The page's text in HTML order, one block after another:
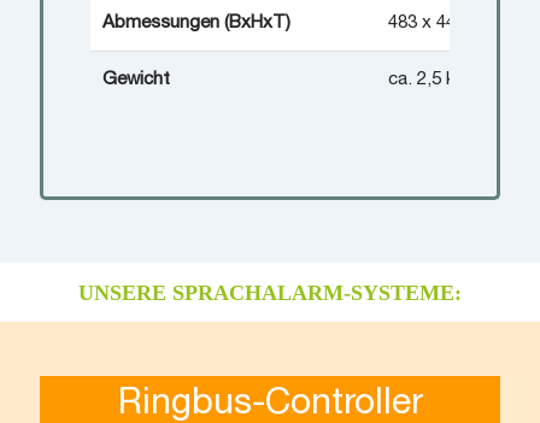
Abmessungen (BxHxT) 483 x 44,2 x 365
Gewicht ca. 2,5 kg
UNSERE SPRACHALARM-SYSTEME:
Ringbus-Controller